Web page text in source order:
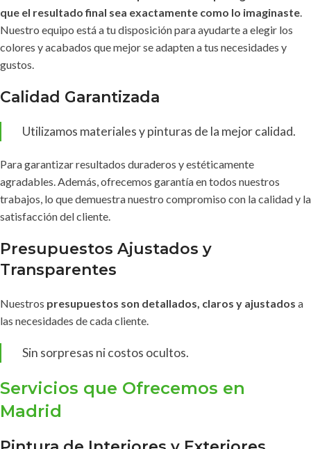
que el resultado final sea exactamente como lo imaginaste
Nuestro equipo está a tu disposición para ayudarte a elegir los
colores y acabados que mejor se adapten a tus necesidades y
gustos.
Calidad Garantizada
Utilizamos materiales y pinturas de la mejor calidad.
Para garantizar resultados duraderos y estéticamente
agradables. Además, ofrecemos garantía en todos nuestros
trabajos, lo que demuestra nuestro compromiso con la calidad y la
satisfacción del cliente.
Presupuestos Ajustados y
Transparentes
Nuestros presupuestos son detallados, claros y ajustados a
las necesidades de cada cliente.
Sin sorpresas ni costos ocultos.
Servicios que Ofrecemos en
Madrid